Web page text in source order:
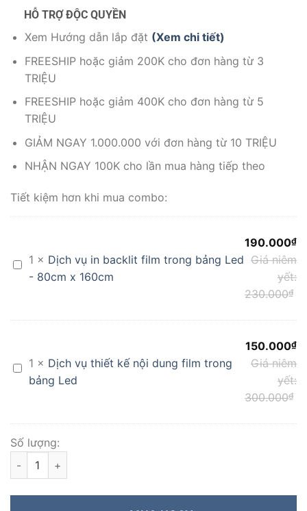
HỖ TRỢ ĐỘC QUYỀN
Xem Hướng dẫn lắp đặt (Xem chi tiết)
FREESHIP hoặc giảm 200K cho đơn hàng từ 3
TRIỆU
FREESHIP hoặc giảm 400K cho đơn hàng từ 5
TRIỆU
GIẢM NGAY 1.000.000 với đơn hàng từ 10 TRIỆU
NHẬN NGAY 100K cho lần mua hàng tiếp theo
Tiết kiệm hơn khi mua combo:
Dịch
bảng
Led
x
160cm
1 × Dịch vụ in backlit film trong bảng Led
- 80cm x 160cm
190.000₫
Giá niêm
yết:
230.000₫
Dịch
dung
film
trong
bảng
1 × Dịch vụ thiết kế nội dung film trong
bảng Led
150.000₫
Giá niêm
yết:
300.000₫
Số lượng:
[ 80x160cm ] Bảng Led 2 Mặt Cường Lực Bánh Xe số lượng